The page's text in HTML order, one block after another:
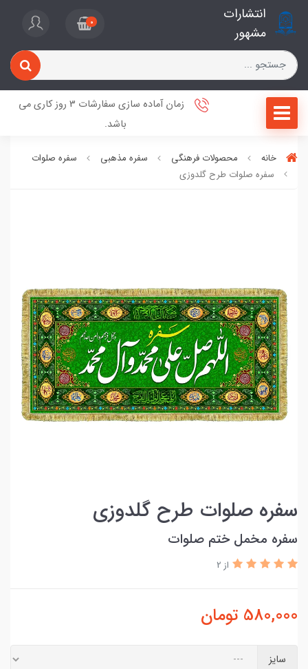
انتشارات
مشهور
0
زمان آماده سازی سفارشات 3 روز کاری می
باشد.
خانه محصولات فرهنگی سفره مذهبی
سفره صلوات
سفره صلوات طرح گلدوزی
سفره صلوات طرح گلدوزی
سفره مخمل ختم صلوات
از 2
580,000 تومان
سایز